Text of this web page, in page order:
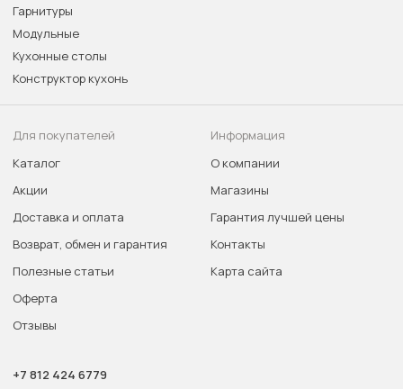
Гарнитуры
Модульные
Кухонные столы
Конструктор кухонь
Для покупателей
Каталог
Акции
Доставка и оплата
Возврат, обмен и гарантия
Полезные статьи
Оферта
Отзывы
Информация
О компании
Магазины
Гарантия лучшей цены
Контакты
Карта сайта
+7 812 424 6779